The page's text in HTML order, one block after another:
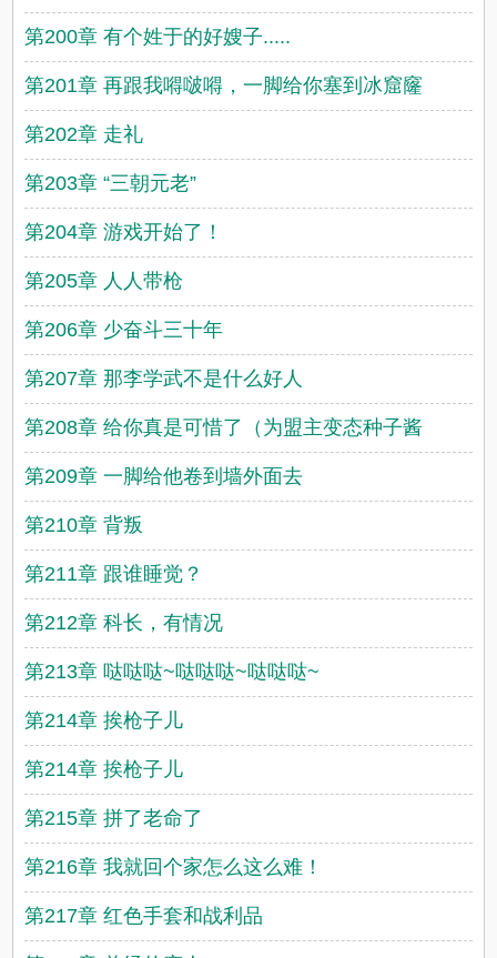
第200章 有个姓于的好嫂子.....
第201章 再跟我嘚啵嘚，一脚给你塞到冰窟窿
第202章 走礼
第203章 “三朝元老”
第204章 游戏开始了！
第205章 人人带枪
第206章 少奋斗三十年
第207章 那李学武不是什么好人
第208章 给你真是可惜了（为盟主变态种子酱
第209章 一脚给他卷到墙外面去
第210章 背叛
第211章 跟谁睡觉？
第212章 科长，有情况
第213章 哒哒哒~哒哒哒~哒哒哒~
第214章 挨枪子儿
第214章 挨枪子儿
第215章 拼了老命了
第216章 我就回个家怎么这么难！
第217章 红色手套和战利品